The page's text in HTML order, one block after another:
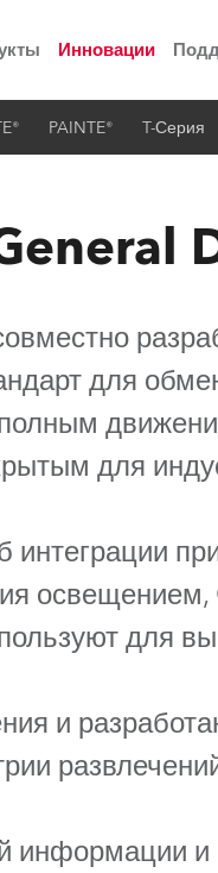
по
Robe
Инновации
PAINTE® T-Серия
для
для
для
и
информации